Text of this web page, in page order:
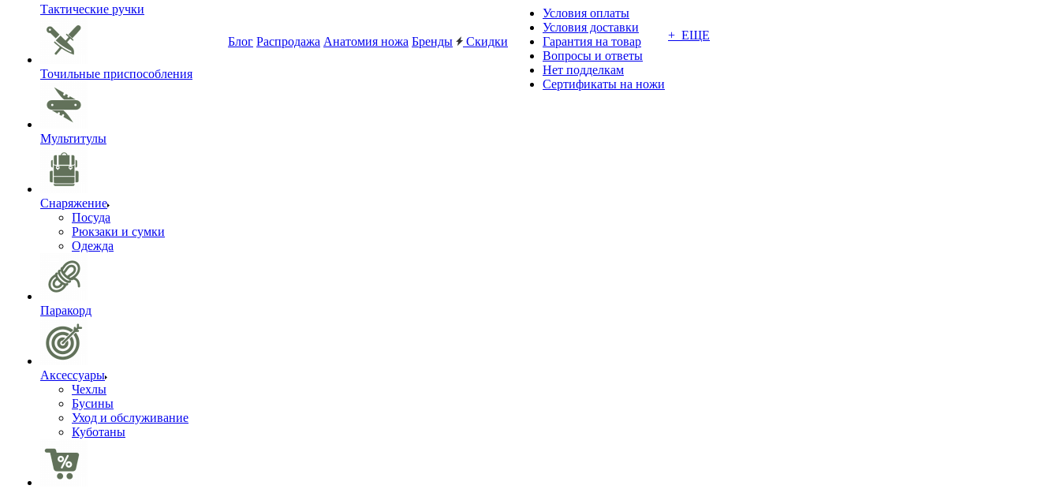
Тактические ручки
Точильные приспособления
Мультитулы
Снаряжение
Посуда
Рюкзаки и сумки
Одежда
Паракорд
Аксессуары
Чехлы
Бусины
Уход и обслуживание
Куботаны
Блог Распродажа Анатомия ножа Бренды Скидки
Условия оплаты
Условия доставки
Гарантия на товар
Вопросы и ответы
Нет подделкам
Сертификаты на ножи
+ ЕЩЕ